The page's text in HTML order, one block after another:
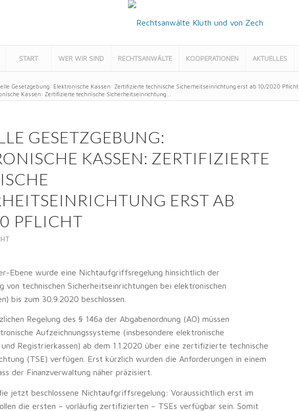
START WER WIR SIND RECHTSANWÄLTE KOOPERATIONEN AKTUELLES
Gesetzgebung: Elektronische Kassen: Zertifizierte technische Sicherheitseinrichtung erst ab 10/2020 Pflicht
Kassen: Zertifizierte technische Sicherheitseinrichtung...
GESETZGEBUNG:
KASSEN: ZERTIFIZIERTE
ERST AB
PFLICHT
Ebene wurde eine Nichtaufgriffsregelung hinsichtlich der
von technischen Sicherheitseinrichtungen bei elektronischen
bis zum 30.9.2020 beschlossen.
Regelung des § 146a der Abgabenordnung (AO) müssen
Aufzeichnungssysteme (insbesondere elektronische
und Registrierkassen) ab dem 1.1.2020 über eine zertifizierte technische
(TSE) verfügen. Erst kürzlich wurden die Anforderungen in einem
der Finanzverwaltung näher präzisiert.
jetzt beschlossene Nichtaufgriffsregelung: Voraussichtlich erst im
die ersten – vorläufig zertifizierten – TSEs verfügbar sein. Somit